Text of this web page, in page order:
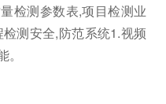
检测参数表, 项目检测业
测安全,防范系统1.视频